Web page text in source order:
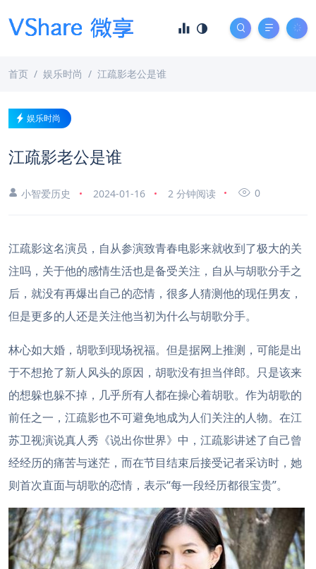
首页 娱乐时尚 江疏影老公是谁
娱乐时尚
江疏影老公是谁
小智爱历史 2024-01-16 2 分钟阅读 0
江疏影这名演员，自从参演致青春电影来就收到了极大的关
注吗，关于他的感情生活也是备受关注，自从与胡歌分手之
后，就没有再爆出自己的恋情，很多人猜测他的现任男友，
但是更多的人还是关注他当初为什么与胡歌分手。
林心如大婚，胡歌到现场祝福。但是据网上推测，可能是出
于不想抢了新人风头的原因，胡歌没有担当伴郎。只是该来
的想躲也躲不掉，几乎所有人都在操心着胡歌。作为胡歌的
前任之一，江疏影也不可避免地成为人们关注的人物。在江
苏卫视演说真人秀《说出你世界》中，江疏影讲述了自己曾
经经历的痛苦与迷茫，而在节目结束后接受记者采访时，她
则首次直面与胡歌的恋情，表示“每一段经历都很宝贵”。